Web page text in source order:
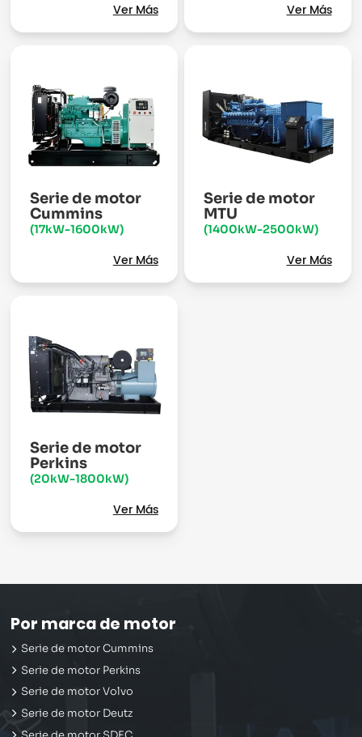
Ver Más Ver Más
Serie de motor
Cummins
(17kW-1600kW)
Ver Más
Serie de motor
MTU
(1400kW-2500kW)
Ver Más
Serie de motor
Perkins
(20kW-1800kW)
Ver Más
Por marca de motor
Serie de motor Cummins
Serie de motor Perkins
Serie de motor Volvo
Serie de motor Deutz